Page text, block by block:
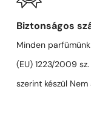
Biztonságos
Minden
(EU) 1223/2009 sz.
szerint készül